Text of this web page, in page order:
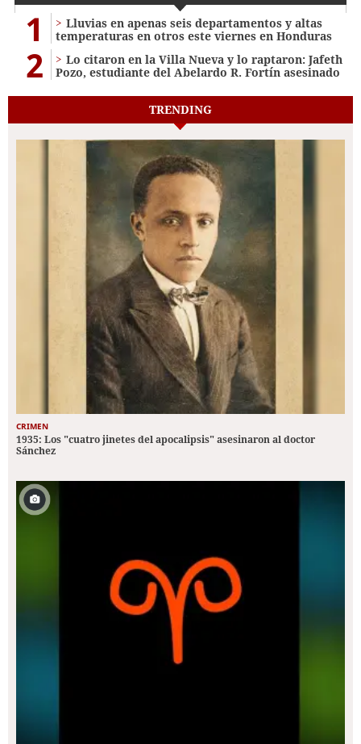
1
Lluvias en apenas seis departamentos y altas
temperaturas en otros este viernes en Honduras
2
Lo citaron en la Villa Nueva y lo raptaron: Jafeth
Pozo, estudiante del Abelardo R. Fortín asesinado
TRENDING
CRIMEN
1935: Los "cuatro jinetes del apocalipsis" asesinaron al doctor
Sánchez